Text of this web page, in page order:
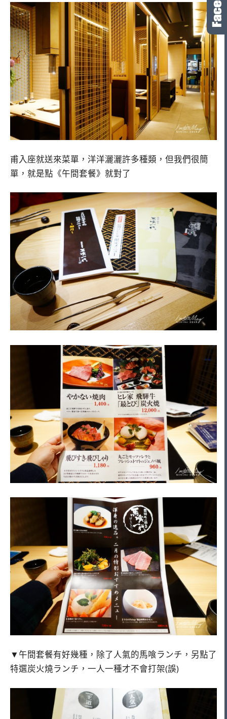
甫入座就送來菜單，洋洋灑灑許多種類，但我們很簡
單，就是點《午間套餐》就對了
▼午間套餐有好幾種，除了人氣的馬喰ランチ，另點了
特選炭火燒ランチ，一人一種才不會打架(誤)